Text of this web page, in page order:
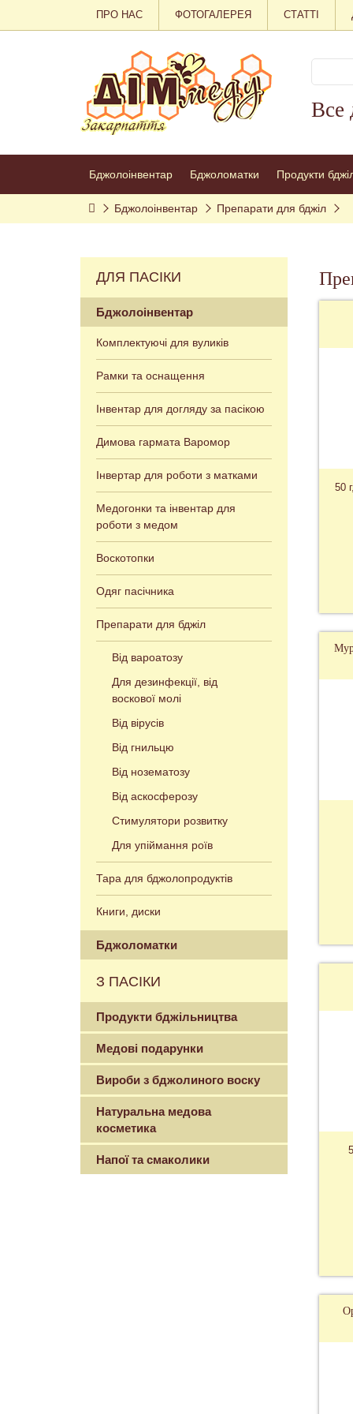
ПРО НАС ФОТОГАЛЕРЕЯ СТАТТІ
Все
Бджолоінвентар Бджоломатки Продукти
Бджолоінвентар Препарати для бджіл
ДЛЯ ПАСІКИ
Бджолоінвентар
Комплектуючі для вуликів
Рамки та оснащення
Інвентар для догляду за пасікою
Димова гармата Варомор
Інвертар для роботи з матками
Медогонки та інвентар для
роботи з медом
Воскотопки
Одяг пасічника
Препарати для бджіл
Від вароатозу
Для дезинфекції, від
воскової молі
Від вірусів
Від гнильцю
Від нозематозу
Від аскосферозу
Стимулятори розвитку
Для упіймання роїв
Тара для бджолопродуктів
Книги, диски
Бджоломатки
З ПАСІКИ
Продукти бджільництва
Медові подарунки
Вироби з бджолиного воску
Натуральна медова
косметика
Напої та смаколики
50